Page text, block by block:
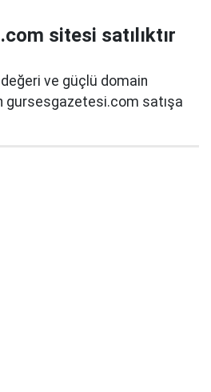
sitesi satılıktır
ve güçlü domain
gursesgazetesi.com satışa